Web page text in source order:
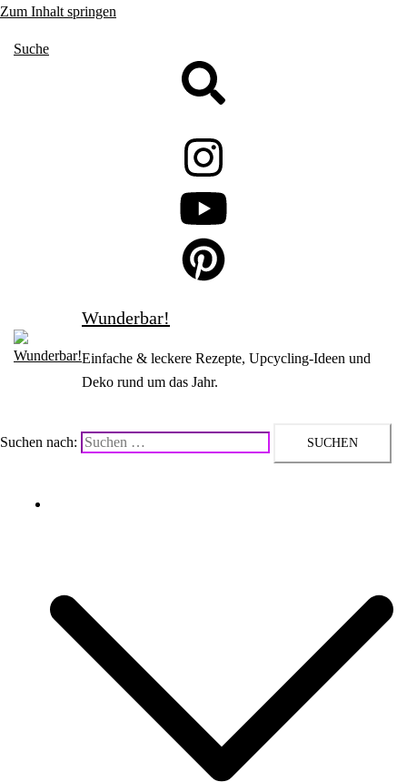
Zum Inhalt springen
Suche
Wunderbar!
Einfache & leckere Rezepte, Upcycling-Ideen und
Deko rund um das Jahr.
Suchen nach: